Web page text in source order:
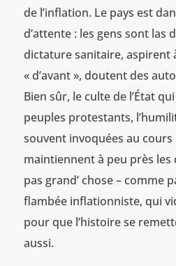
de l’inflation. Le pays est
d’attente : les gens sont las
dictature sanitaire, aspirent
« d’avant », doutent des
Bien sûr, le culte de l’État
peuples protestants,
souvent invoquées au
maintiennent à peu près
pas grand’ chose – comme
flambée inflationniste, qui
pour que l’histoire se
aussi.